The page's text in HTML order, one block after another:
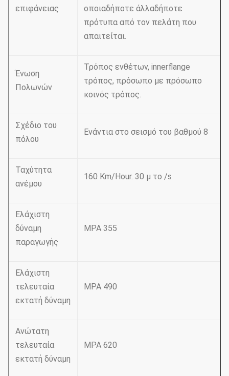
επιφάνειας
οποιαδήποτε άλλαδήποτε
πρότυπα από τον πελάτη που
απαιτείται.
Ένωση
Πολωνών
Τρόπος ενθέτων, innerflange
τρόπος, πρόσωπο με πρόσωπο
κοινός τρόπος.
Σχέδιο του
πόλου
Ενάντια στο σεισμό του βαθμού 8
Ταχύτητα
ανέμου
160 Km/Hour. 30 μ το /s
Ελάχιστη
δύναμη
παραγωγής
MPA 355
Ελάχιστη
τελευταία
εκτατή δύναμη
MPA 490
Ανώτατη
τελευταία
εκτατή δύναμη
MPA 620